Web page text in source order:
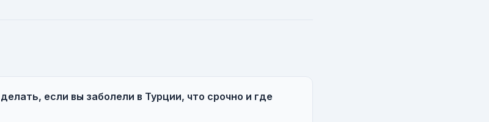
если вы заболели в Турции, что срочно и где